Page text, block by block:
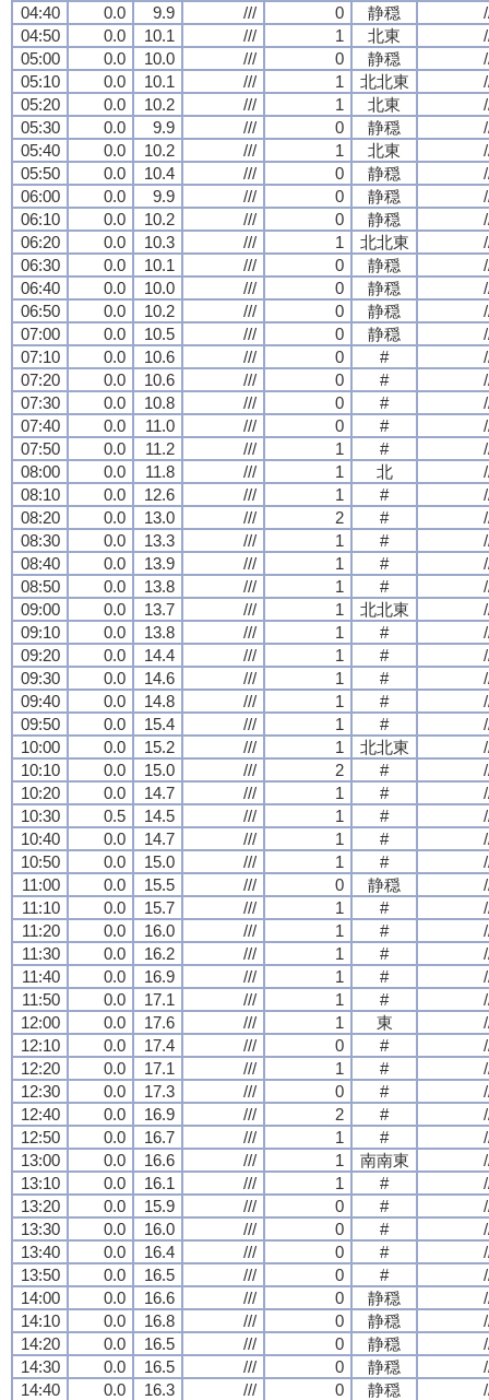
04:40
0.0 9.9 /// 0 静穏
04:50
0.0 10.1 /// 1 北東
05:00
0.0 10.0 /// 0 静穏
05:10
0.0 10.1 /// 1 北北東
05:20
0.0 10.2 /// 1 北東
05:30
0.0 9.9 /// 0 静穏
05:40
0.0 10.2 /// 1 北東
05:50
0.0 10.4 /// 0 静穏
06:00
0.0 9.9 /// 0 静穏
06:10
0.0 10.2 /// 0 静穏
06:20
0.0 10.3 /// 1 北北東
06:30
0.0 10.1 /// 0 静穏
06:40
0.0 10.0 /// 0 静穏
06:50
0.0 10.2 /// 0 静穏
07:00
0.0 10.5 /// 0 静穏
07:10
0.0 10.6 /// 0 #
07:20
0.0 10.6 /// 0 #
07:30
0.0 10.8 /// 0 #
07:40
0.0 11.0 /// 0 #
07:50
0.0 11.2 /// 1 #
08:00
0.0 11.8 /// 1 北
08:10
0.0 12.6 /// 1 #
08:20
0.0 13.0 /// 2 #
08:30
0.0 13.3 /// 1 #
08:40
0.0 13.9 /// 1 #
08:50
0.0 13.8 /// 1 #
09:00
0.0 13.7 /// 1 北北東
09:10
0.0 13.8 /// 1 #
09:20
0.0 14.4 /// 1 #
09:30
0.0 14.6 /// 1 #
09:40
0.0 14.8 /// 1 #
09:50
0.0 15.4 /// 1 #
10:00
0.0 15.2 /// 1 北北東
10:10
0.0 15.0 /// 2 #
10:20
0.0 14.7 /// 1 #
10:30
0.5 14.5 /// 1 #
10:40
0.0 14.7 /// 1 #
10:50
0.0 15.0 /// 1 #
11:00
0.0 15.5 /// 0 静穏
11:10
0.0 15.7 /// 1 #
11:20
0.0 16.0 /// 1 #
11:30
0.0 16.2 /// 1 #
11:40
0.0 16.9 /// 1 #
11:50
0.0 17.1 /// 1 #
12:00
0.0 17.6 /// 1 東
12:10
0.0 17.4 /// 0 #
12:20
0.0 17.1 /// 1 #
12:30
0.0 17.3 /// 0 #
12:40
0.0 16.9 /// 2 #
12:50
0.0 16.7 /// 1 #
13:00
0.0 16.6 /// 1 南南東
13:10
0.0 16.1 /// 1 #
13:20
0.0 15.9 /// 0 #
13:30
0.0 16.0 /// 0 #
13:40
0.0 16.4 /// 0 #
13:50
0.0 16.5 /// 0 #
14:00
0.0 16.6 /// 0 静穏
14:10
0.0 16.8 /// 0 静穏
14:20
0.0 16.5 /// 0 静穏
14:30
0.0 16.5 /// 0 静穏
14:40
0.0 16.3 /// 0 静穏